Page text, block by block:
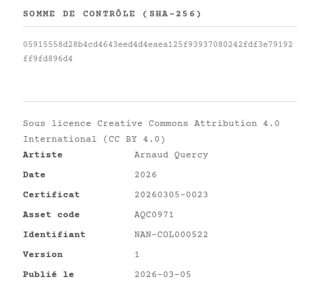
SOMME DE CONTRÔLE (SHA-256)
05915558d28b4cd4643eed4d4eaea125f93937080242fdf3e79192
ff9fd896d4
Sous licence Creative Commons Attribution 4.0
International (CC BY 4.0)
Artiste
Arnaud Quercy
Date
2026
Certificat
20260305-0023
Asset code
AQC0971
Identifiant
NAN-COL000522
Version
1
Publié le
2026-03-05